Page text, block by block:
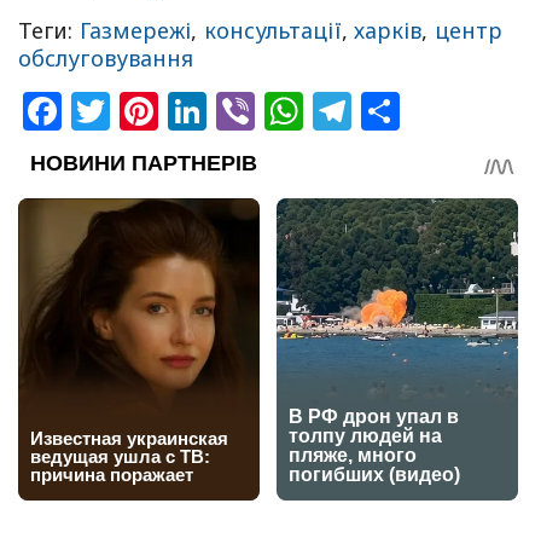
Теги: Газмережі, консультації, харків, центр
обслуговування
Facebook
Twitter
Pinterest
LinkedIn
ViberWhatsApp
Telegram